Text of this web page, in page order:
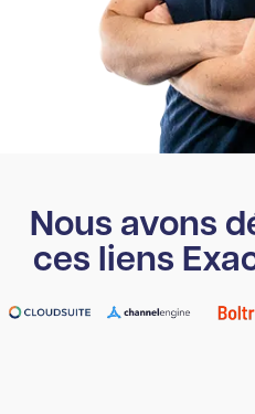
Nous avons
ces liens